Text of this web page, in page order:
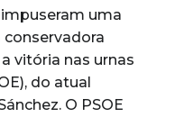
uma
vitória nas urnas
do atual
O PSOE